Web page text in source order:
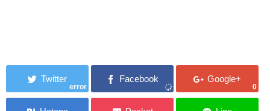
error 0